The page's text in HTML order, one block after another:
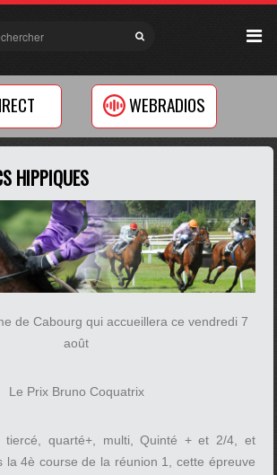
WEBRADIOS
HIPPIQUES
de Cabourg qui accueillera ce vendredi 7
août
Le Prix Bruno Coquatrix
tiercé, quarté+, multi, Quinté + et 2/4, et
la 4è course de la réunion 1, cette épreuve